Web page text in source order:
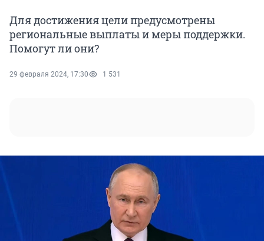
Для достижения цели предусмотрены
региональные выплаты и меры поддержки.
Помогут ли они?
29 февраля 2024, 17:30 1 531